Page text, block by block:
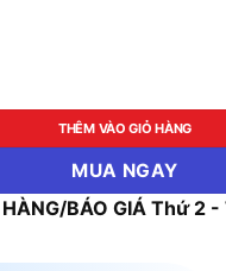
kiểu Đức ASAKI AK-
THÊM VÀO GIỎ HÀNG
MUA NGAY
BÁO GIÁ Thứ 2